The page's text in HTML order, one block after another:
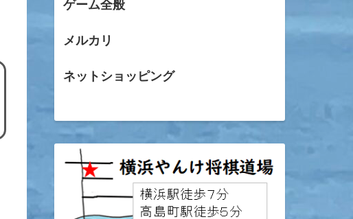
ゲーム全般
メルカリ
ネットショッピング